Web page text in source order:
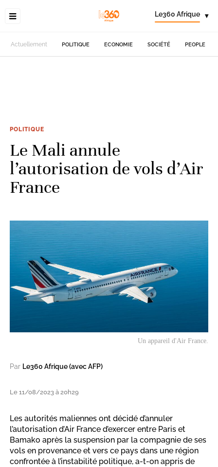
Le360 Afrique ▾
Actuellement POLITIQUE ECONOMIE SOCIÉTÉ PEOPLE
POLITIQUE
Le Mali annule
l’autorisation de vols d’Air
France
Un appareil d'Air France.
Par Le360 Afrique (avec AFP)
Le 11/08/2023 à 20h29
Les autorités maliennes ont décidé d’annuler
l’autorisation d’Air France d’exercer entre Paris et
Bamako après la suspension par la compagnie de ses
vols en provenance et vers ce pays dans une région
confrontée à l’instabilité politique, a-t-on appris de